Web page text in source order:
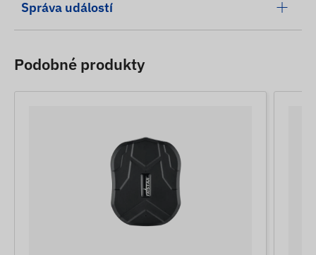
Správa událostí
Podobné produkty